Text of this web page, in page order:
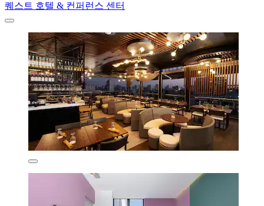
퀘스트 호텔 & 컨퍼런스 센터